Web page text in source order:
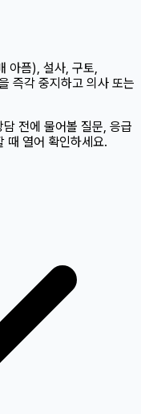
아픔), 설사, 구토,
즉각 중지하고 의사 또는
담 전에 물어볼 질문, 응급
때 열어 확인하세요.